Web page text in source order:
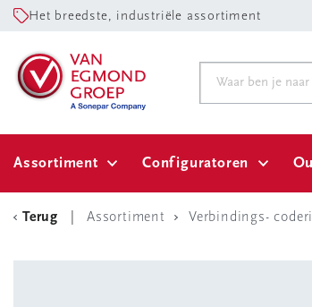
Het breedste, industriële assortiment
Assortiment Configuratoren
Terug Assortiment Verbindings-